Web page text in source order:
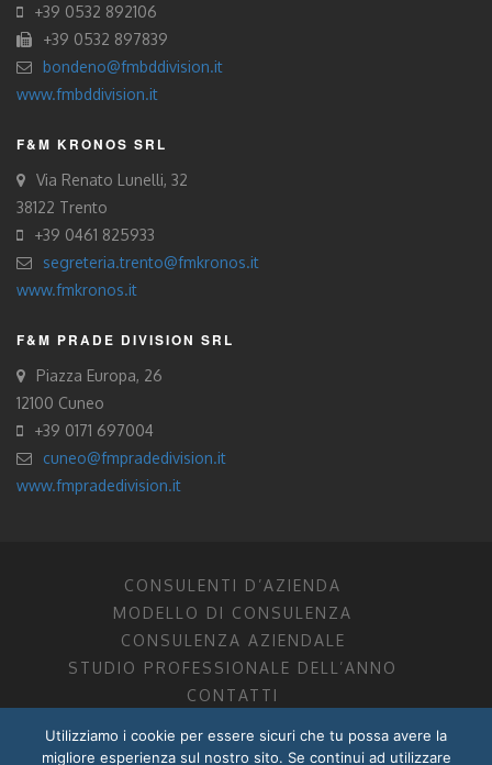
+39 0532 892106
+39 0532 897839
bondeno@fmbddivision.it
www.fmbddivision.it
F&M KRONOS SRL
Via Renato Lunelli, 32
38122 Trento
+39 0461 825933
segreteria.trento@fmkronos.it
www.fmkronos.it
F&M PRADE DIVISION SRL
Piazza Europa, 26
12100 Cuneo
+39 0171 697004
cuneo@fmpradedivision.it
www.fmpradedivision.it
CONSULENTI D’AZIENDA
MODELLO DI CONSULENZA
CONSULENZA AZIENDALE
STUDIO PROFESSIONALE DELL’ANNO
CONTATTI
FM CONSULENTI D’AZIENDA SOCIETÀ TRA PROFESSIONISTI
Utilizziamo i cookie per essere sicuri che tu possa avere la
migliore esperienza sul nostro sito. Se continui ad utilizzare